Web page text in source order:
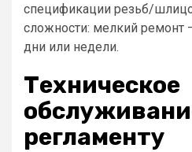
спецификации резьб/
сложности: мелкий ремонт
дни или недели.
Техническое
регламенту